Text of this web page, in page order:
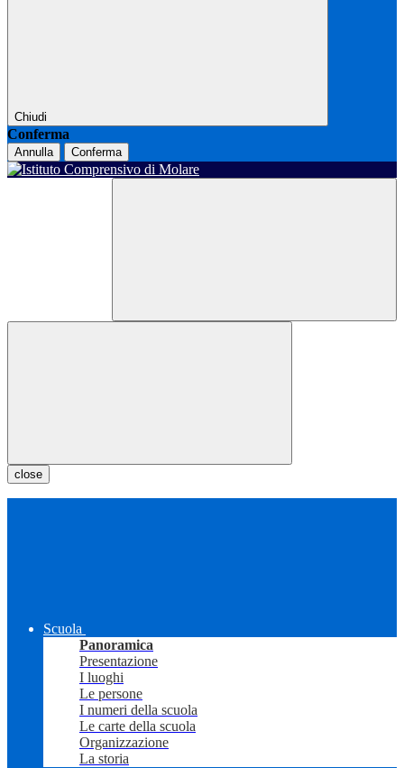
Chiudi
Conferma
Annulla Conferma
close
Scuola
Panoramica
Presentazione
I luoghi
Le persone
I numeri della scuola
Le carte della scuola
Organizzazione
La storia